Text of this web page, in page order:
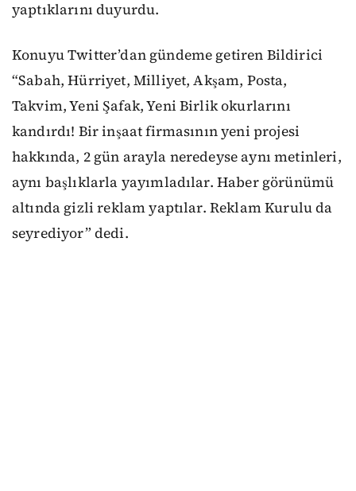
yaptıklarını duyurdu.
Konuyu Twitter’dan gündeme getiren Bildirici
“Sabah, Hürriyet, Milliyet, Akşam, Posta,
Takvim, Yeni Şafak, Yeni Birlik okurlarını
kandırdı! Bir inşaat firmasının yeni projesi
hakkında, 2 gün arayla neredeyse aynı metinleri,
aynı başlıklarla yayımladılar. Haber görünümü
altında gizli reklam yaptılar. Reklam Kurulu da
seyrediyor” dedi.